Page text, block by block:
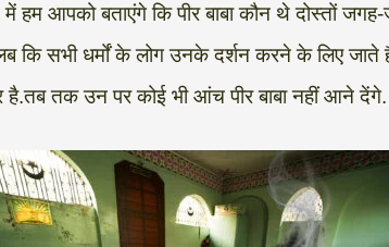
हम आपको बताएंगे कि पीर बाबा कौन थे दोस्तों
कि सभी धर्मों के लोग उनके दर्शन करने के लिए जाते
तक उन पर कोई भी आंच पीर बाबा नहीं आने देंगे.